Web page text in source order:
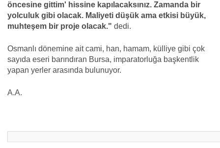
öncesine gittim' hissine kapılacaksınız. Zamanda bir
yolculuk gibi olacak. Maliyeti düşük ama etkisi büyük,
muhteşem bir proje olacak." dedi.
Osmanlı dönemine ait cami, han, hamam, külliye gibi çok
sayıda eseri barındıran Bursa, imparatorluğa başkentlik
yapan yerler arasında bulunuyor.
A.A.